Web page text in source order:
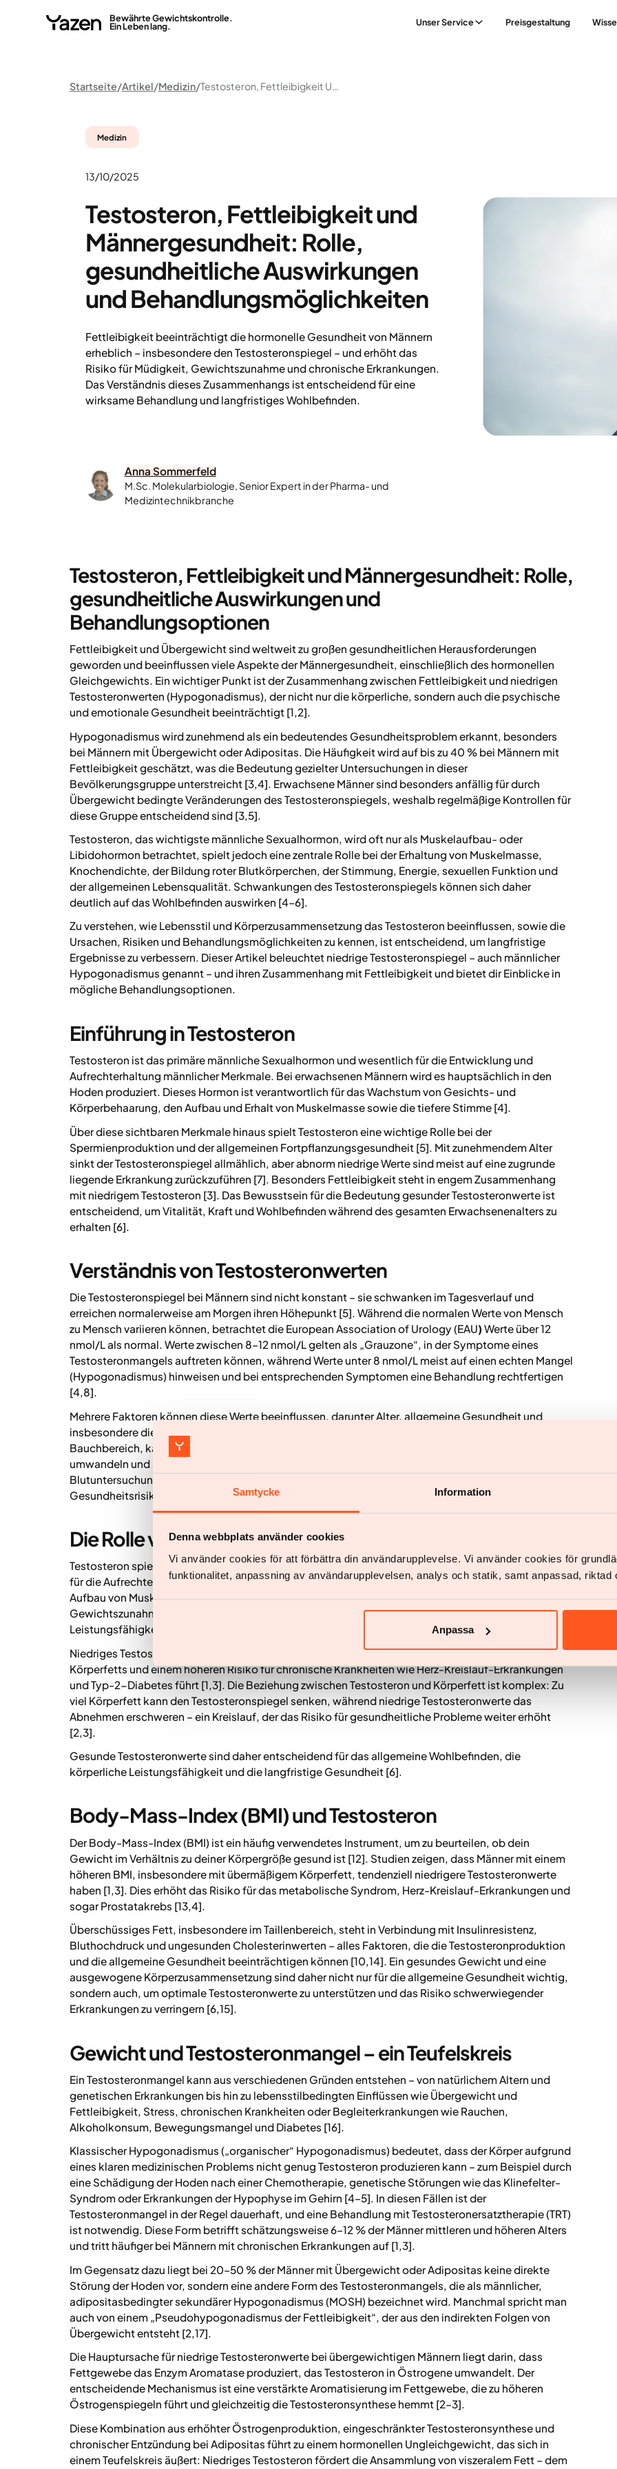
Samtycke Information
Denna webbplats använder cookies
Vi använder cookies för att förbättra din användarupplevelse. Vi använder cookies för
funktionalitet, anpassning av användarupplevelsen, analys och statik, samt anpassad, riktad
Anpassa
Bewährte Gewichtskontrolle.
Ein Leben lang. Unser Service Preisgestaltung
Startseite Artikel Medizin Testosteron, Fettleibigkeit Und Männergesundheit: Rolle, Gesundheitliche Auswirkungen Und Behandlungsmöglichkeiten
Medizin
13/10/2025
Testosteron, Fettleibigkeit und
Männergesundheit: Rolle,
gesundheitliche Auswirkungen
und Behandlungsmöglichkeiten
Fettleibigkeit beeinträchtigt die hormonelle Gesundheit von Männern
erheblich – insbesondere den Testosteronspiegel – und erhöht das
Risiko für Müdigkeit, Gewichtszunahme und chronische Erkrankungen.
Das Verständnis dieses Zusammenhangs ist entscheidend für eine
wirksame Behandlung und langfristiges Wohlbefinden.
Anna Sommerfeld
M.Sc. Molekularbiologie, Senior Expert in der Pharma- und
Medizintechnikbranche
Testosteron, Fettleibigkeit und Männergesundheit: Rolle,
gesundheitliche Auswirkungen und
Behandlungsoptionen
Fettleibigkeit und Übergewicht sind weltweit zu großen gesundheitlichen Herausforderungen
geworden und beeinflussen viele Aspekte der Männergesundheit, einschließlich des hormonellen
Gleichgewichts. Ein wichtiger Punkt ist der Zusammenhang zwischen Fettleibigkeit und niedrigen
Testosteronwerten (Hypogonadismus), der nicht nur die körperliche, sondern auch die psychische
und emotionale Gesundheit beeinträchtigt [1,2].
Hypogonadismus wird zunehmend als ein bedeutendes Gesundheitsproblem erkannt, besonders
bei Männern mit Übergewicht oder Adipositas. Die Häufigkeit wird auf bis zu 40 % bei Männern mit
Fettleibigkeit geschätzt, was die Bedeutung gezielter Untersuchungen in dieser
Bevölkerungsgruppe unterstreicht [3,4]. Erwachsene Männer sind besonders anfällig für durch
Übergewicht bedingte Veränderungen des Testosteronspiegels, weshalb regelmäßige Kontrollen für
diese Gruppe entscheidend sind [3,5].
Testosteron, das wichtigste männliche Sexualhormon, wird oft nur als Muskelaufbau- oder
Libidohormon betrachtet, spielt jedoch eine zentrale Rolle bei der Erhaltung von Muskelmasse,
Knochendichte, der Bildung roter Blutkörperchen, der Stimmung, Energie, sexuellen Funktion und
der allgemeinen Lebensqualität. Schwankungen des Testosteronspiegels können sich daher
deutlich auf das Wohlbefinden auswirken [4–6].
Zu verstehen, wie Lebensstil und Körperzusammensetzung das Testosteron beeinflussen, sowie die
Ursachen, Risiken und Behandlungsmöglichkeiten zu kennen, ist entscheidend, um langfristige
Ergebnisse zu verbessern. Dieser Artikel beleuchtet niedrige Testosteronspiegel – auch männlicher
Hypogonadismus genannt – und ihren Zusammenhang mit Fettleibigkeit und bietet dir Einblicke in
mögliche Behandlungsoptionen.
Einführung in Testosteron
Testosteron ist das primäre männliche Sexualhormon und wesentlich für die Entwicklung und
Aufrechterhaltung männlicher Merkmale. Bei erwachsenen Männern wird es hauptsächlich in den
Hoden produziert. Dieses Hormon ist verantwortlich für das Wachstum von Gesichts- und
Körperbehaarung, den Aufbau und Erhalt von Muskelmasse sowie die tiefere Stimme [4].
Über diese sichtbaren Merkmale hinaus spielt Testosteron eine wichtige Rolle bei der
Spermienproduktion und der allgemeinen Fortpflanzungsgesundheit [5]. Mit zunehmendem Alter
sinkt der Testosteronspiegel allmählich, aber abnorm niedrige Werte sind meist auf eine zugrunde
liegende Erkrankung zurückzuführen [7]. Besonders Fettleibigkeit steht in engem Zusammenhang
mit niedrigem Testosteron [3]. Das Bewusstsein für die Bedeutung gesunder Testosteronwerte ist
entscheidend, um Vitalität, Kraft und Wohlbefinden während des gesamten Erwachsenenalters zu
erhalten [6].
Verständnis von Testosteronwerten
Die Testosteronspiegel bei Männern sind nicht konstant – sie schwanken im Tagesverlauf und
erreichen normalerweise am Morgen ihren Höhepunkt [5]. Während die normalen Werte von Mensch
zu Mensch variieren können, betrachtet die European Association of Urology (EAU)Werte über 12
nmol/L als normal. Werte zwischen 8–12 nmol/L gelten als „Grauzone“, in der Symptome eines
Testosteronmangels auftreten können, während Werte unter 8 nmol/L meist auf einen echten Mangel
(Hypogonadismus) hinweisen und bei entsprechenden Symptomen eine Behandlung rechtfertigen
[4,8].
Mehrere Faktoren können diese Werte beeinflussen, darunter Alter, allgemeine Gesundheit und
insbesondere die Körperzusammensetzung [3,7]. Überschüssiges Körperfett, vor allem im
Bauchbereich, kann den Testosteronspiegel senken, da Fettzellen Testosteron in Östrogen
umwandeln und so die verfügbare Menge weiter reduzieren [9,10]. Deine Testosteronwerte über eine
Blutuntersuchung zu kennen, ist ein wichtiger Schritt, um einen Mangel zu erkennen und mögliche
Gesundheitsrisiken durch niedrige Werte anzugehen [8].
Die Rolle von Testosteron in der Männergesundheit
Testosteron spielt eine zentrale Rolle in vielen Bereichen der Männergesundheit. Es ist entscheidend
für die Aufrechterhaltung der sexuellen Funktion, unterstützt die Knochendichte und trägt zum
Aufbau von Muskelmasse bei [4,5]. Wenn der Testosteronspiegel sinkt, kannst du
Gewichtszunahme, geringere Muskelkraft sowie eine Abnahme der Libido oder sexuellen
Leistungsfähigkeit erleben [3,11].
Niedriges Testosteron kann auch die Fettverteilung im Körper verändern, was zu einer Zunahme des
Körperfetts und einem höheren Risiko für chronische Krankheiten wie Herz-Kreislauf-Erkrankungen
und Typ-2-Diabetes führt [1,3]. Die Beziehung zwischen Testosteron und Körperfett ist komplex: Zu
viel Körperfett kann den Testosteronspiegel senken, während niedrige Testosteronwerte das
Abnehmen erschweren – ein Kreislauf, der das Risiko für gesundheitliche Probleme weiter erhöht
[2,3].
Gesunde Testosteronwerte sind daher entscheidend für das allgemeine Wohlbefinden, die
körperliche Leistungsfähigkeit und die langfristige Gesundheit [6].
Body-Mass-Index (BMI) und Testosteron
Der Body-Mass-Index (BMI) ist ein häufig verwendetes Instrument, um zu beurteilen, ob dein
Gewicht im Verhältnis zu deiner Körpergröße gesund ist [12]. Studien zeigen, dass Männer mit einem
höheren BMI, insbesondere mit übermäßigem Körperfett, tendenziell niedrigere Testosteronwerte
haben [1,3]. Dies erhöht das Risiko für das metabolische Syndrom, Herz-Kreislauf-Erkrankungen und
sogar Prostatakrebs [13,4].
Überschüssiges Fett, insbesondere im Taillenbereich, steht in Verbindung mit Insulinresistenz,
Bluthochdruck und ungesunden Cholesterinwerten – alles Faktoren, die die Testosteronproduktion
und die allgemeine Gesundheit beeinträchtigen können [10,14]. Ein gesundes Gewicht und eine
ausgewogene Körperzusammensetzung sind daher nicht nur für die allgemeine Gesundheit wichtig,
sondern auch, um optimale Testosteronwerte zu unterstützen und das Risiko schwerwiegender
Erkrankungen zu verringern [6,15].
Gewicht und Testosteronmangel – ein Teufelskreis
Ein Testosteronmangel kann aus verschiedenen Gründen entstehen – von natürlichem Altern und
genetischen Erkrankungen bis hin zu lebensstilbedingten Einflüssen wie Übergewicht und
Fettleibigkeit, Stress, chronischen Krankheiten oder Begleiterkrankungen wie Rauchen,
Alkoholkonsum, Bewegungsmangel und Diabetes [16].
Klassischer Hypogonadismus („organischer“ Hypogonadismus) bedeutet, dass der Körper aufgrund
eines klaren medizinischen Problems nicht genug Testosteron produzieren kann – zum Beispiel durch
eine Schädigung der Hoden nach einer Chemotherapie, genetische Störungen wie das Klinefelter-
Syndrom oder Erkrankungen der Hypophyse im Gehirn [4–5]. In diesen Fällen ist der
Testosteronmangel in der Regel dauerhaft, und eine Behandlung mit Testosteronersatztherapie (TRT)
ist notwendig. Diese Form betrifft schätzungsweise 6–12 % der Männer mittleren und höheren Alters
und tritt häufiger bei Männern mit chronischen Erkrankungen auf [1,3].
Im Gegensatz dazu liegt bei 20–50 % der Männer mit Übergewicht oder Adipositas keine direkte
Störung der Hoden vor, sondern eine andere Form des Testosteronmangels, die als männlicher,
adipositasbedingter sekundärer Hypogonadismus (MOSH) bezeichnet wird. Manchmal spricht man
auch von einem „Pseudohypogonadismus der Fettleibigkeit“, der aus den indirekten Folgen von
Übergewicht entsteht [2,17].
Die Hauptursache für niedrige Testosteronwerte bei übergewichtigen Männern liegt darin, dass
Fettgewebe das Enzym Aromatase produziert, das Testosteron in Östrogene umwandelt. Der
entscheidende Mechanismus ist eine verstärkte Aromatisierung im Fettgewebe, die zu höheren
Östrogenspiegeln führt und gleichzeitig die Testosteronsynthese hemmt [2–3].
Diese Kombination aus erhöhter Östrogenproduktion, eingeschränkter Testosteronsynthese und
chronischer Entzündung bei Adipositas führt zu einem hormonellen Ungleichgewicht, das sich in
einem Teufelskreis äußert: Niedriges Testosteron fördert die Ansammlung von viszeralem Fett – dem